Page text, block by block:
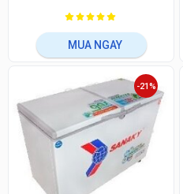
MUA NGAY
-21%